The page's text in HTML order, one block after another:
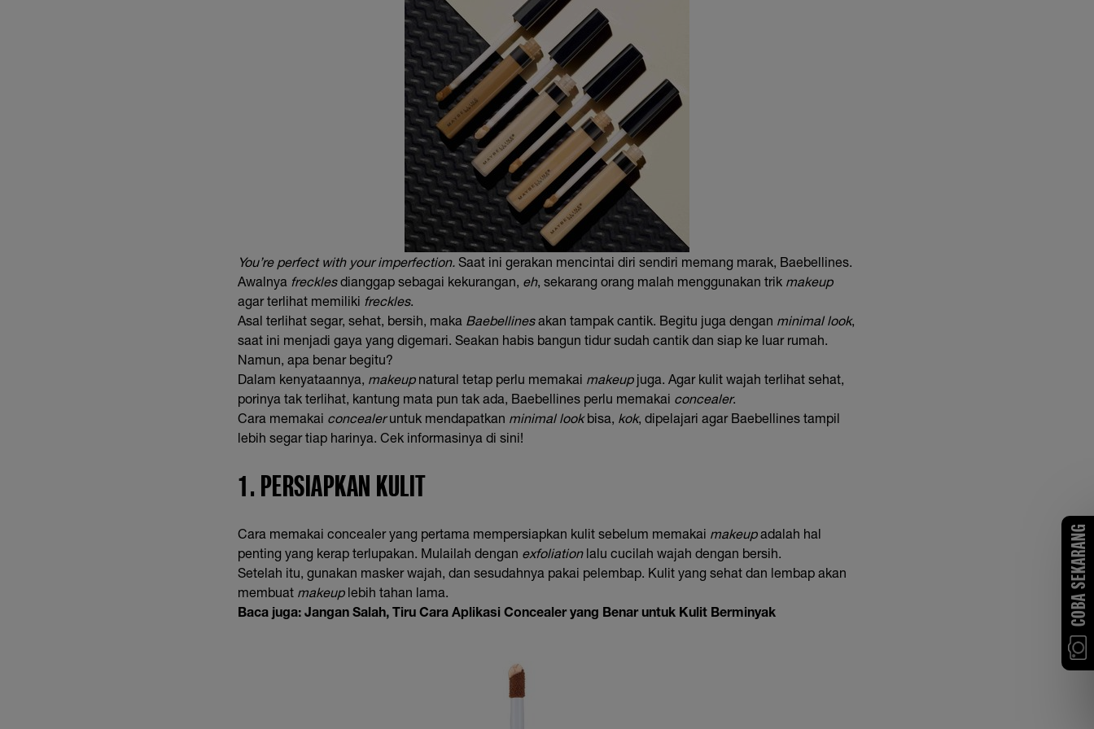
You’re perfect with your imperfection. Saat ini gerakan mencintai diri sendiri memang marak, Baebellines.
Awalnya frecklesdianggap sebagai kekurangan, eh, sekarang orang malah menggunakan trik makeup
agar terlihat memiliki freckles.
Asal terlihat segar, sehat, bersih, maka Baebellinesakan tampak cantik. Begitu juga dengan minimal look,
saat ini menjadi gaya yang digemari. Seakan habis bangun tidur sudah cantik dan siap ke luar rumah.
Namun, apa benar begitu?
Dalam kenyataannya, makeupnatural tetap perlu memakai makeupjuga. Agar kulit wajah terlihat sehat,
porinya tak terlihat, kantung mata pun tak ada, Baebellines perlu memakai concealer.
Cara memakai concealeruntuk mendapatkan minimal lookbisa, kok, dipelajari agar Baebellines tampil
lebih segar tiap harinya. Cek informasinya di sini!
1. PERSIAPKAN KULIT
Cara memakai concealer yang pertama mempersiapkan kulit sebelum memakai makeupadalah hal
penting yang kerap terlupakan. Mulailah dengan exfoliationlalu cucilah wajah dengan bersih.
Setelah itu, gunakan masker wajah, dan sesudahnya pakai pelembap. Kulit yang sehat dan lembap akan
membuat makeuplebih tahan lama.
Baca juga: Jangan Salah, Tiru Cara Aplikasi Concealer yang Benar untuk Kulit Berminyak COBA SEKARANG